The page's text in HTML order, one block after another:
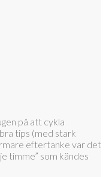
på att cykla
tips (med stark
eftertanke var det
timme” som kändes